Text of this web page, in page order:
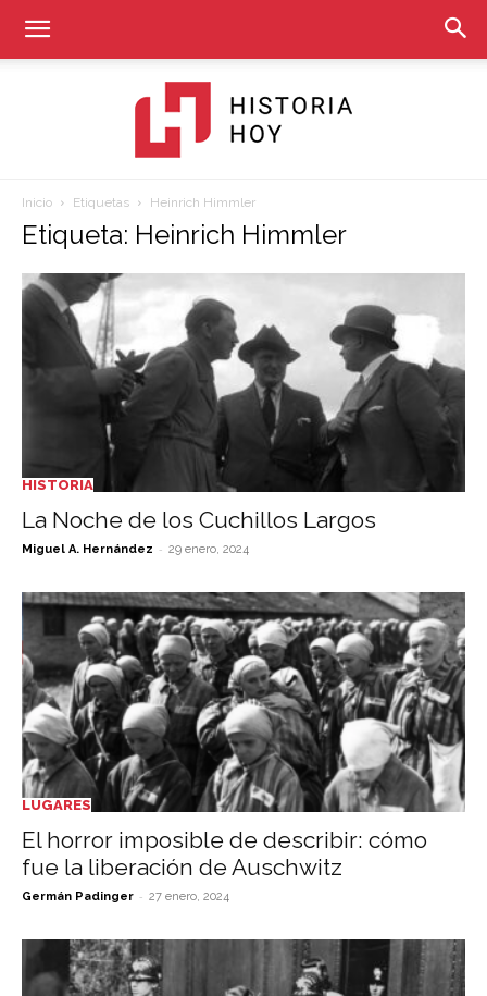
Historia
Inicio Etiquetas Heinrich Himmler
Etiqueta: Heinrich Himmler
HISTORIA
La Noche de los Cuchillos Largos
Miguel A. Hernández - 29 enero, 2024
LUGARES
El horror imposible de describir: cómo
fue la liberación de Auschwitz
Germán Padinger - 27 enero, 2024